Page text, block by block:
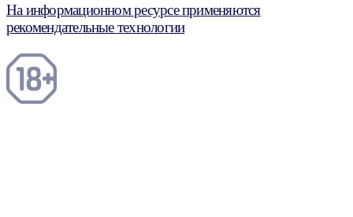
На информационном ресурсе применяются
рекомендательные технологии